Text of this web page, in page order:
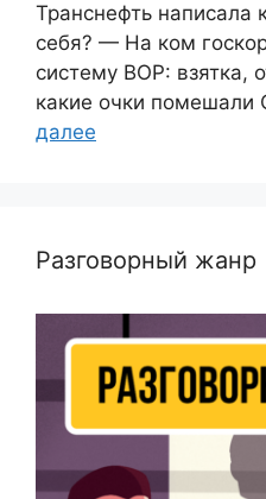
Транснефть написала
себя? — На ком
систему ВОР: взятка,
какие очки помешали
далее
Разговорный жанр